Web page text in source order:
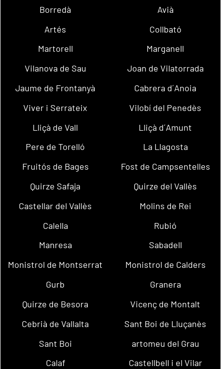
Borredà
Avià
Artés
Collbató
Martorell
Marganell
Vilanova de Sau
Joan de Vilatorrada
Jaume de Frontanyà
Cabrera d´Anoia
Viver i Serrateix
Vilobí del Penedès
Lliçà de Vall
Lliçà d´Amunt
Pere de Torelló
La Llagosta
Fruitós de Bages
Fost de Campsentelles
Quirze Safaja
Quirze del Vallès
Castellar del Vallès
Molins de Rei
Calella
Rubió
Manresa
Sabadell
Monistrol de Montserrat
Monistrol de Calders
Gurb
Granera
Quirze de Besora
Vicenç de Montalt
Cebrià de Vallalta
Sant Boi de Lluçanès
Sant Boi
artomeu del Grau
Calaf
Castellbell i el Vilar